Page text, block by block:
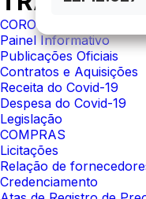
CORONAVÍRUS
Painel Informativo
Publicações Oficiais
Contratos e Aquisições
Receita do Covid-19
Despesa do Covid-19
Legislação
COMPRAS
Licitações
Relação de
Credenciamento